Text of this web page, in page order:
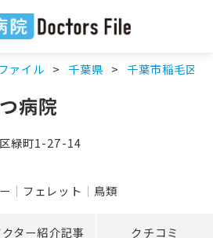
ァイル 千葉県 千葉市稲毛区
病院
緑町1-27-14
フェレット 鳥類
クター紹介記事 クチコミ